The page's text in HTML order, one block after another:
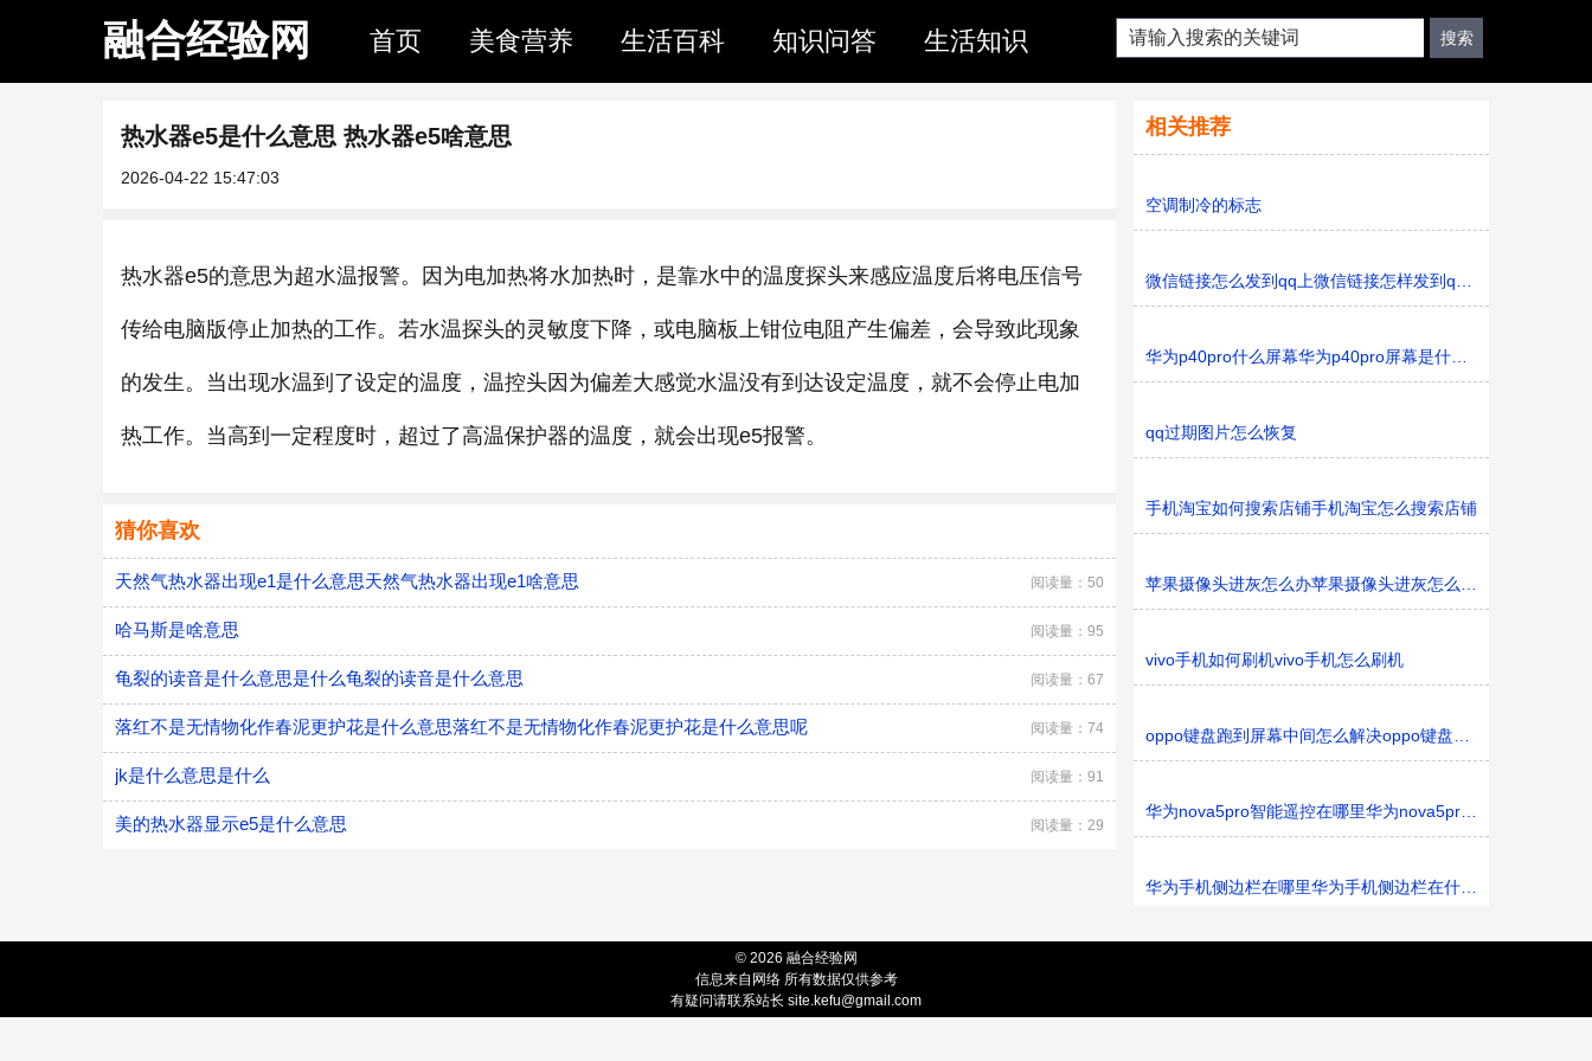
融合经验网 首页 美食营养 生活百科 知识问答 生活知识
热水器e5是什么意思 热水器e5啥意思
2026-04-22 15:47:03
热水器e5的意思为超水温报警。因为电加热将水加热时，是靠水中的温度探头来感应温度后将电压信号
传给电脑版停止加热的工作。若水温探头的灵敏度下降，或电脑板上钳位电阻产生偏差，会导致此现象
的发生。当出现水温到了设定的温度，温控头因为偏差大感觉水温没有到达设定温度，就不会停止电加
热工作。当高到一定程度时，超过了高温保护器的温度，就会出现e5报警。
猜你喜欢
天然气热水器出现e1是什么意思天然气热水器出现e1啥意思 阅读量：50
哈马斯是啥意思 阅读量：95
龟裂的读音是什么意思是什么龟裂的读音是什么意思 阅读量：67
落红不是无情物化作春泥更护花是什么意思落红不是无情物化作春泥更护花是什么意思呢 阅读量：74
jk是什么意思是什么 阅读量：91
美的热水器显示e5是什么意思 阅读量：29
相关推荐
空调制冷的标志
微信链接怎么发到qq上微信链接怎样发到qq上
华为p40pro什么屏幕华为p40pro屏幕是什么样的
qq过期图片怎么恢复
手机淘宝如何搜索店铺手机淘宝怎么搜索店铺
苹果摄像头进灰怎么办苹果摄像头进灰怎么解决
vivo手机如何刷机vivo手机怎么刷机
oppo键盘跑到屏幕中间怎么解决oppo键盘跑到屏幕中间如何
华为nova5pro智能遥控在哪里华为nova5pro智能遥控在什么
华为手机侧边栏在哪里华为手机侧边栏在什么地方
© 2026 融合经验网
信息来自网络 所有数据仅供参考
有疑问请联系站长 site.kefu@gmail.com